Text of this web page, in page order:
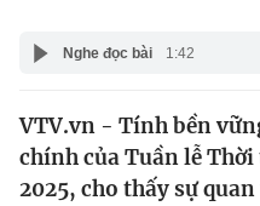
Pháp luật
Thế giới
Công nghệ
Nghe đọc bài 1:42
VTV.vn - Tính bền
chính của Tuần lễ
2025, cho thấy sự